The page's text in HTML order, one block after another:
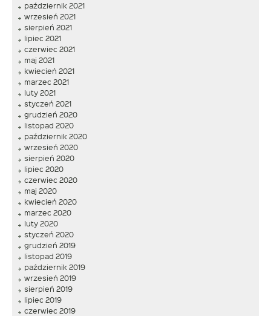
październik 2021
wrzesień 2021
sierpień 2021
lipiec 2021
czerwiec 2021
maj 2021
kwiecień 2021
marzec 2021
luty 2021
styczeń 2021
grudzień 2020
listopad 2020
październik 2020
wrzesień 2020
sierpień 2020
lipiec 2020
czerwiec 2020
maj 2020
kwiecień 2020
marzec 2020
luty 2020
styczeń 2020
grudzień 2019
listopad 2019
październik 2019
wrzesień 2019
sierpień 2019
lipiec 2019
czerwiec 2019